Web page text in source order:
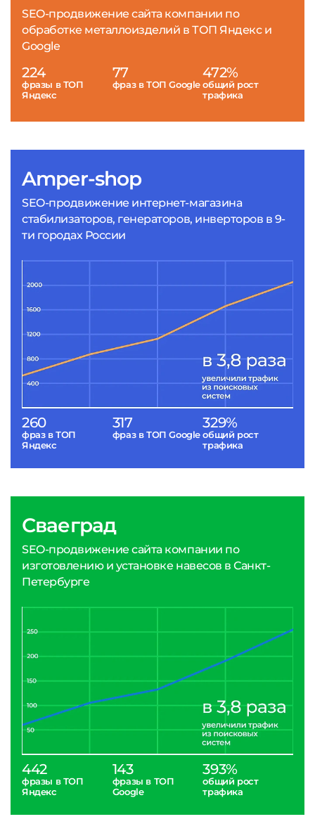
Amper-shop
SEO-продвижение интернет-магазина
стабилизаторов, генераторов, инверторов в 9-
ти городах России
260
фраз в ТОП
Яндекс
317
фраз в ТОП Google
329%
общий рост
трафика
SEO-продвижение сайта компании по
обработке металлоизделий в ТОП Яндекс и
Google
224
фразы в ТОП
Яндекс
77
фраз в ТОП Google
472%
общий рост
трафика
Сваеград
SEO-продвижение сайта компании по
изготовлению и установке навесов в Санкт-
Петербурге
442
фразы в ТОП
Яндекс
143
фразы в ТОП
Google
393%
общий рост
трафика